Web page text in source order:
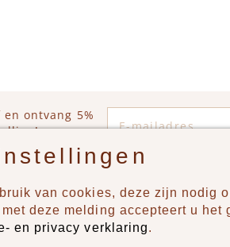
ontvang 5%
Producten
van cookies, deze zijn nodig
deze melding accepteert u
en privacy verklaring.